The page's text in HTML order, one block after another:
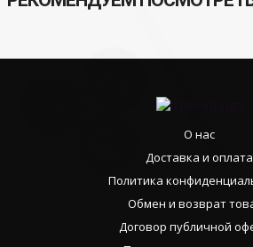
О нас
Доставка и оплата
Политика
Обмен и возврат
Договор публичной